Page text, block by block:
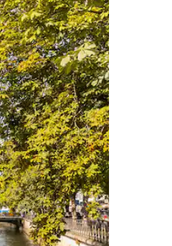
et en faisant glisser.